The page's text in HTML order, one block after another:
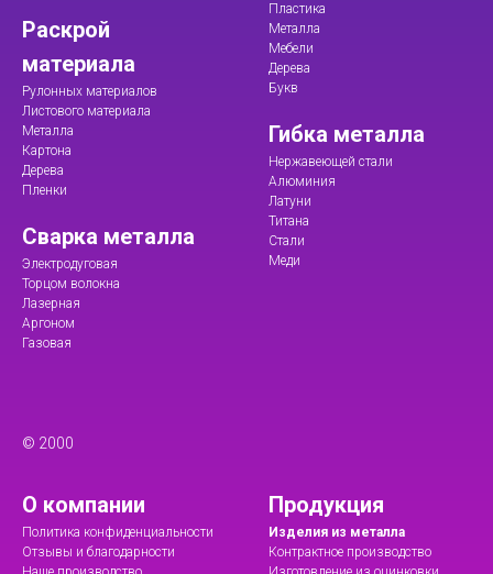
Раскрой
материала
Рулонных материалов
Листового материала
Металла
Картона
Дерева
Пленки
Сварка металла
Электродуговая
Торцом волокна
Лазерная
Аргоном
Газовая
© 2000
Пластика
Металла
Мебели
Дерева
Букв
Гибка металла
Нержавеющей стали
Алюминия
Латуни
Титана
Стали
Меди
О компании
Политика конфиденциальности
Отзывы и благодарности
Продукция
Изделия из металла
Контрактное производство